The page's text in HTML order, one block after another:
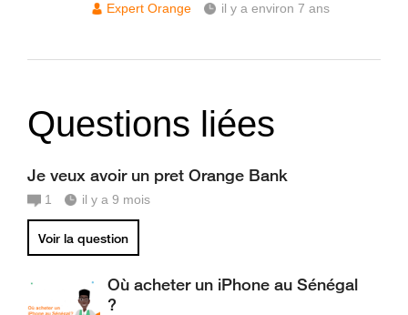
Expert Orange
il y a environ 7 ans
Questions liées
Je veux avoir un pret Orange Bank
1 il y a 9 mois
Voir la question
Où acheter un iPhone au Sénégal
?